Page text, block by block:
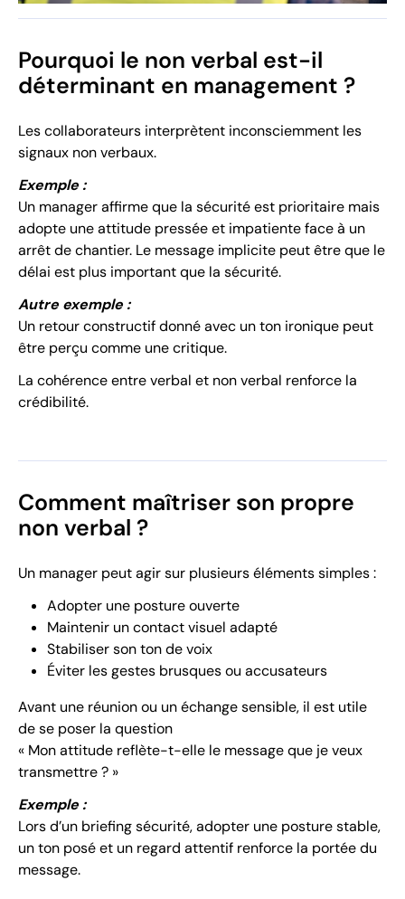
Pourquoi le non verbal est-il
déterminant en management ?
Les collaborateurs interprètent inconsciemment les
signaux non verbaux.
Exemple :
Un manager affirme que la sécurité est prioritaire mais
adopte une attitude pressée et impatiente face à un
arrêt de chantier. Le message implicite peut être que le
délai est plus important que la sécurité.
Autre exemple :
Un retour constructif donné avec un ton ironique peut
être perçu comme une critique.
La cohérence entre verbal et non verbal renforce la
crédibilité.
Comment maîtriser son propre
non verbal ?
Un manager peut agir sur plusieurs éléments simples :
Adopter une posture ouverte
Maintenir un contact visuel adapté
Stabiliser son ton de voix
Éviter les gestes brusques ou accusateurs
Avant une réunion ou un échange sensible, il est utile
de se poser la question
« Mon attitude reflète-t-elle le message que je veux
transmettre ? »
Exemple :
Lors d’un briefing sécurité, adopter une posture stable,
un ton posé et un regard attentif renforce la portée du
message.